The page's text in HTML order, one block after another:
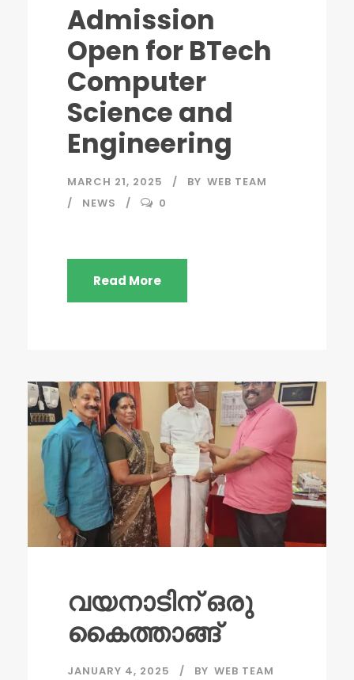
Admission
Open for BTech
Computer
Science and
Engineering
MARCH 21, 2025 BY WEB TEAM
NEWS
0
Read More
വയനാടിന് ഒരു
കൈത്താങ്ങ്
JANUARY 4, 2025 BY WEB TEAM